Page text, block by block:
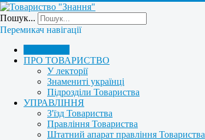
Пошук...
Перемикач навігації
ПРО ТОВАРИСТВО
У лекторії
Знамениті українці
Підрозділи Товариства
УПРАВЛІННЯ
З'їзд Товариства
Правління Товариства
Штатний апарат правління Товариства